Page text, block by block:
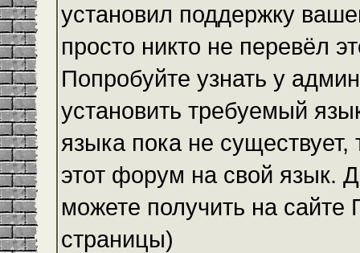
установил поддержку
просто никто не перевёл
Попробуйте узнать у
установить требуемый
языка пока не
этот форум на свой язык.
можете получить на сайте
страницы)